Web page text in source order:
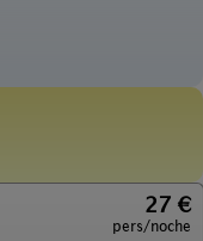
27 €
pers/noche